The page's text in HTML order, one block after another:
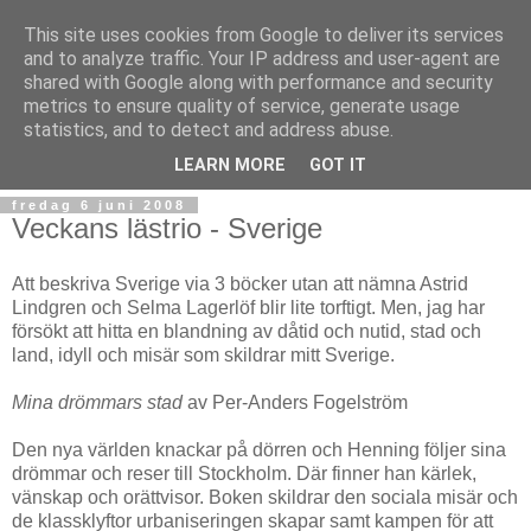
fredag 6 juni 2008
Veckans lästrio - Sverige
Att beskriva Sverige via 3 böcker utan att nämna Astrid
Lindgren och Selma Lagerlöf blir lite torftigt. Men, jag har
försökt att hitta en blandning av dåtid och nutid, stad och
land, idyll och misär som skildrar mitt Sverige.
Mina drömmars stadav Per-Anders Fogelström
Den nya världen knackar på dörren och Henning följer sina
drömmar och reser till Stockholm. Där finner han kärlek,
vänskap och orättvisor. Boken skildrar den sociala misär och
de klassklyftor urbaniseringen skapar samt kampen för att
This site uses cookies from Google to deliver its services
and to analyze traffic. Your IP address and user-agent are
shared with Google along with performance and security
metrics to ensure quality of service, generate usage
statistics, and to detect and address abuse.
LEARN MORE GOT IT